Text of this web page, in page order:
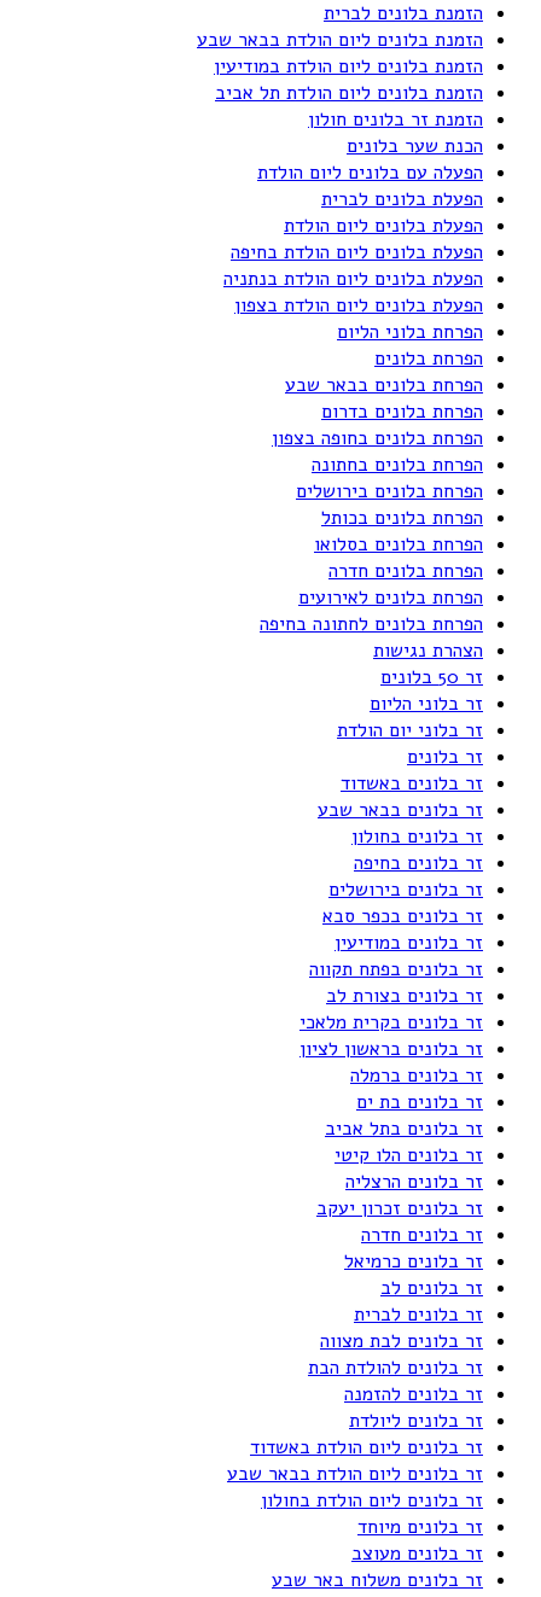
הזמנת בלונים לברית
הזמנת בלונים ליום הולדת בבאר שבע
הזמנת בלונים ליום הולדת במודיעין
הזמנת בלונים ליום הולדת תל אביב
הזמנת זר בלונים חולון
הכנת שער בלונים
הפעלה עם בלונים ליום הולדת
הפעלת בלונים לברית
הפעלת בלונים ליום הולדת
הפעלת בלונים ליום הולדת בחיפה
הפעלת בלונים ליום הולדת בנתניה
הפעלת בלונים ליום הולדת בצפון
הפרחת בלוני הליום
הפרחת בלונים
הפרחת בלונים בבאר שבע
הפרחת בלונים בדרום
הפרחת בלונים בחופה בצפון
הפרחת בלונים בחתונה
הפרחת בלונים בירושלים
הפרחת בלונים בכותל
הפרחת בלונים בסלואו
הפרחת בלונים חדרה
הפרחת בלונים לאירועים
הפרחת בלונים לחתונה בחיפה
הצהרת נגישות
זר 50 בלונים
זר בלוני הליום
זר בלוני יום הולדת
זר בלונים
זר בלונים באשדוד
זר בלונים בבאר שבע
זר בלונים בחולון
זר בלונים בחיפה
זר בלונים בירושלים
זר בלונים בכפר סבא
זר בלונים במודיעין
זר בלונים בפתח תקווה
זר בלונים בצורת לב
זר בלונים בקרית מלאכי
זר בלונים בראשון לציון
זר בלונים ברמלה
זר בלונים בת ים
זר בלונים בתל אביב
זר בלונים הלו קיטי
זר בלונים הרצליה
זר בלונים זכרון יעקב
זר בלונים חדרה
זר בלונים כרמיאל
זר בלונים לב
זר בלונים לברית
זר בלונים לבת מצווה
זר בלונים להולדת הבת
זר בלונים להזמנה
זר בלונים ליולדת
זר בלונים ליום הולדת באשדוד
זר בלונים ליום הולדת בבאר שבע
זר בלונים ליום הולדת בחולון
זר בלונים מיוחד
זר בלונים מעוצב
זר בלונים משלוח באר שבע